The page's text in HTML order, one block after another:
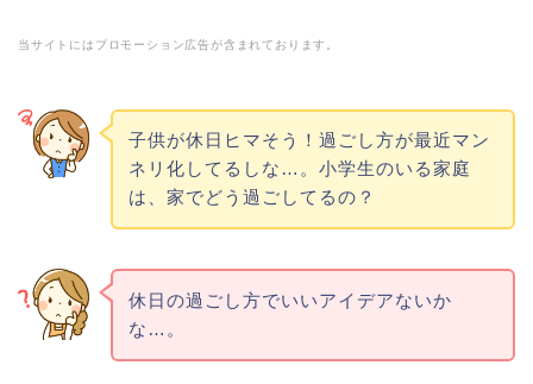
当サイトにはプロモーション広告が含まれております。
子供が休日ヒマそう！過ごし方が最近マン
ネリ化してるしな…。小学生のいる家庭
は、家でどう過ごしてるの？
休日の過ごし方でいいアイデアないか
な…。